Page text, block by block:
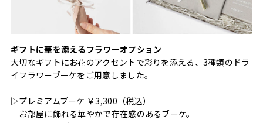
ギフトに華を添えるフラワーオプション
大切なギフトにお花のアクセントで彩りを添える、3種類のドラ
イフラワーブーケをご用意しました。
▷プレミアムブーケ ￥3,300（税込）
お部屋に飾れる華やかで存在感のあるブーケ。